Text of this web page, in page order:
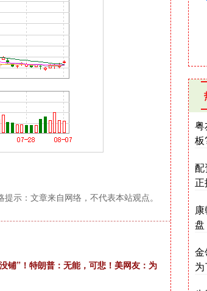
提示：文章来自网络，不代表本站观点。
铺”！特朗普：无能，可悲！美网友：为
粤
板
配
盘
金